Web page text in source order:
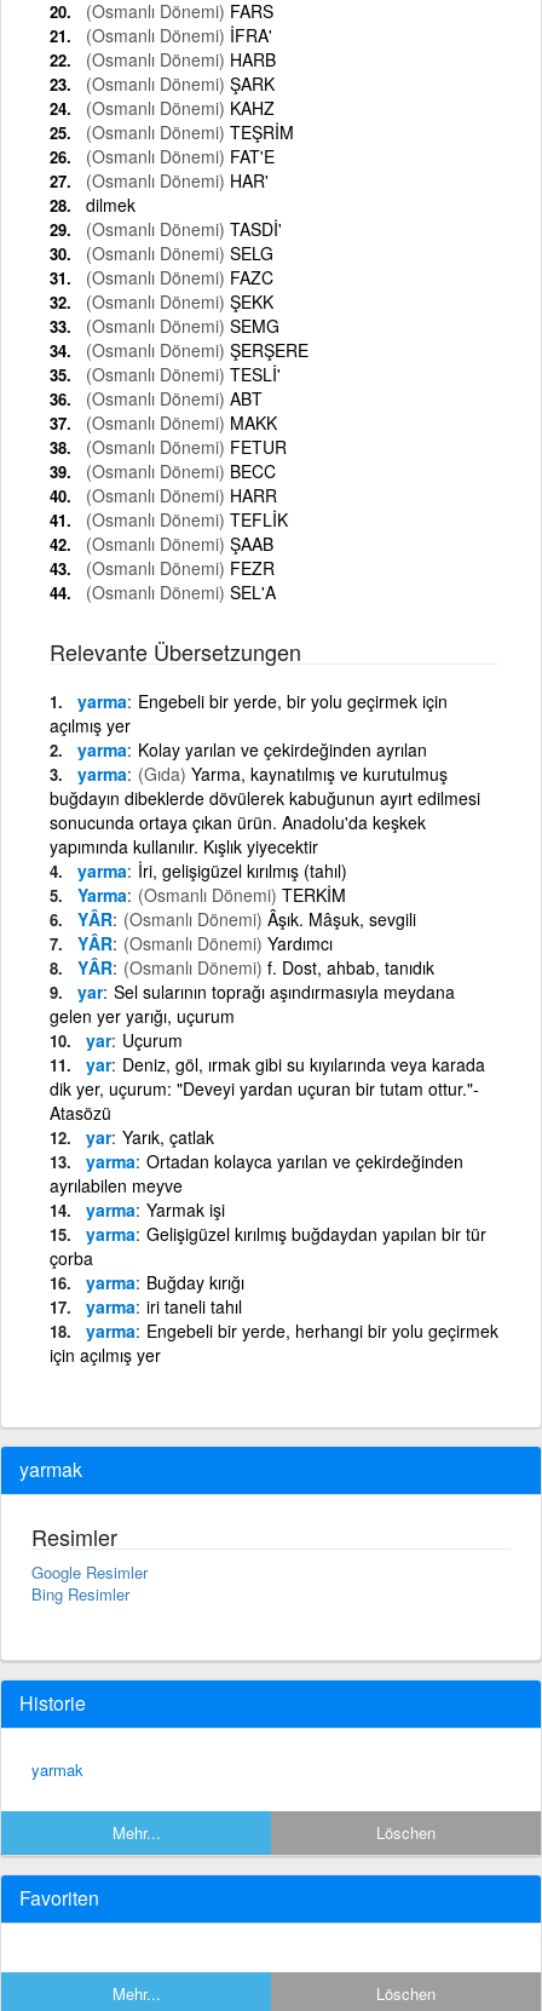
(Osmanlı Dönemi) FARS
(Osmanlı Dönemi) İFRA'
(Osmanlı Dönemi) HARB
(Osmanlı Dönemi) ŞARK
(Osmanlı Dönemi) KAHZ
(Osmanlı Dönemi) TEŞRİM
(Osmanlı Dönemi) FAT'E
(Osmanlı Dönemi) HAR'
dilmek
(Osmanlı Dönemi) TASDİ'
(Osmanlı Dönemi) SELG
(Osmanlı Dönemi) FAZC
(Osmanlı Dönemi) ŞEKK
(Osmanlı Dönemi) SEMG
(Osmanlı Dönemi) ŞERŞERE
(Osmanlı Dönemi) TESLİ'
(Osmanlı Dönemi) ABT
(Osmanlı Dönemi) MAKK
(Osmanlı Dönemi) FETUR
(Osmanlı Dönemi) BECC
(Osmanlı Dönemi) HARR
(Osmanlı Dönemi) TEFLİK
(Osmanlı Dönemi) ŞAAB
(Osmanlı Dönemi) FEZR
(Osmanlı Dönemi) SEL'A
Relevante Übersetzungen
yarma Engebeli bir yerde, bir yolu geçirmek için
açılmış yer
yarma Kolay yarılan ve çekirdeğinden ayrılan
yarma (Gıda) Yarma, kaynatılmış ve kurutulmuş
buğdayın dibeklerde dövülerek kabuğunun ayırt edilmesi
sonucunda ortaya çıkan ürün. Anadolu'da keşkek
yapımında kullanılır. Kışlık yiyecektir
yarma İri, gelişigüzel kırılmış (tahıl)
Yarma (Osmanlı Dönemi) TERKİM
YÂR (Osmanlı Dönemi) Âşık. Mâşuk, sevgili
YÂR (Osmanlı Dönemi) Yardımcı
YÂR (Osmanlı Dönemi) f. Dost, ahbab, tanıdık
yar Sel sularının toprağı aşındırmasıyla meydana
gelen yer yarığı, uçurum
yar Uçurum
yar Deniz, göl, ırmak gibi su kıyılarında veya karada
dik yer, uçurum: "Deveyi yardan uçuran bir tutam ottur."-
Atasözü
yar Yarık, çatlak
yarma Ortadan kolayca yarılan ve çekirdeğinden
ayrılabilen meyve
yarma Yarmak işi
yarma Gelişigüzel kırılmış buğdaydan yapılan bir tür
çorba
yarma Buğday kırığı
yarma iri taneli tahıl
yarma Engebeli bir yerde, herhangi bir yolu geçirmek
için açılmış yer
yarmak
Resimler
Google Resimler
Bing Resimler
Historie
yarmak
Mehr... Löschen
Favoriten
Mehr... Löschen